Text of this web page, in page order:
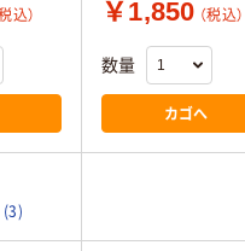
税込） ￥1,850 （税込）
数量
カゴへ
(3)